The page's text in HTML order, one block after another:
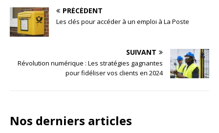
PRÉCÉDENT
Les clés pour accéder à un emploi à La Poste
SUIVANT
Révolution numérique : Les stratégies gagnantes
pour fidéliser vos clients en 2024
Nos derniers articles